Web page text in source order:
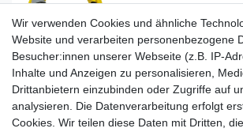
ab 29,78 € *
Artikel
inkl. ges. MwSt. zzgl.
Lieferzeit etwa 1 bis 3
Wir verwenden Cookies und ähnliche
Website und verarbeiten personenbezogene
Besucher:innen unserer Webseite (z.B. IP-
Inhalte und Anzeigen zu personalisieren,
Drittanbietern einzubinden oder Zugriffe auf
analysieren. Die Datenverarbeitung erfolgt
Cookies. Wir teilen diese Daten mit Dritten,